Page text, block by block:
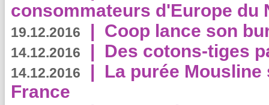
consommateurs d'Europe du
19.12.2016 | Coop lance son
14.12.2016 | Des cotons-tiges
14.12.2016 | La purée
France